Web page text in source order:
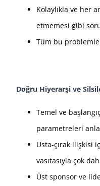
Kolaylıkla ve her
etmemesi gibi
Tüm bu
Doğru Hiyerarşi ve
Temel ve
parametreleri
Usta-çırak ilişkisi
vasıtasıyla çok
Üst sponsor ve